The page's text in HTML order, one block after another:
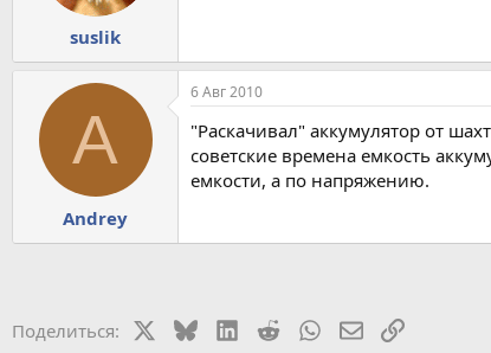
suslik
A
Andrey
6 Авг 2010
"Раскачивал" аккумулятор от
советские времена емкость
емкости, а по напряжению.
Поделиться: BlueskyLinkedIn
Reddit WhatsApp
Электронная
Ссылка